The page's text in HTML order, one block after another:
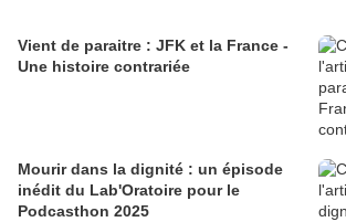
Vient de paraitre : JFK et la France -
Une histoire contrariée
Mourir dans la dignité : un épisode
inédit du Lab'Oratoire pour le
Podcasthon 2025